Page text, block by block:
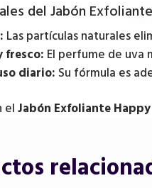
del Jabón
Las partículas naturales
fresco: El perfume de uva
diario: Su fórmula es
elJabón Exfoliante